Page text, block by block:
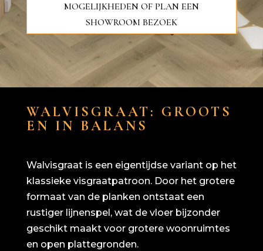
MOGELIJKHEDEN OF PLAN EEN
SHOWROOM BEZOEK
WALVISGRAAT: GROOTS
EN IN BALANS
Walvisgraat is een eigentijdse variant op het
klassieke visgraatpatroon. Door het grotere
formaat van de planken ontstaat een
rustiger lijnenspel, wat de vloer bijzonder
geschikt maakt voor grotere woonruimtes
en open plattegronden.